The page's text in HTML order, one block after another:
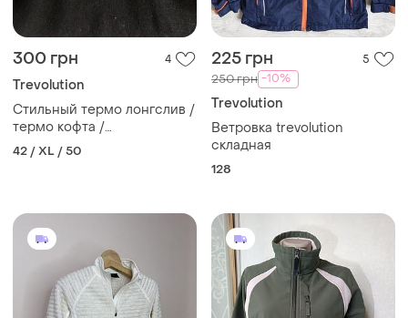
300 грн 4
Trevolution
Стильный термо лонгслив /
термо кофта /
термофутболка с длинным
рукавом . 100% шерсть
42 / XL / 50
225 грн 5
250 грн -10%
Trevolution
Ветровка trevolution
складная
128